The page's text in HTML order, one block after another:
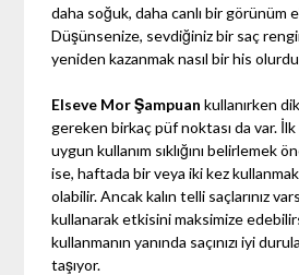
daha soğuk, daha canlı bir görünüm
Düşünsenize, sevdiğiniz bir saç
yeniden kazanmak nasıl bir his
Elseve Mor Şampuan kullanırken
gereken birkaç püf noktası da var.
uygun kullanım sıklığını belirlemek
ise, haftada bir veya iki kez
olabilir. Ancak kalın telli saçlarınız
kullanarak etkisini maksimize
kullanmanın yanında saçınızı iyi
taşıyor.